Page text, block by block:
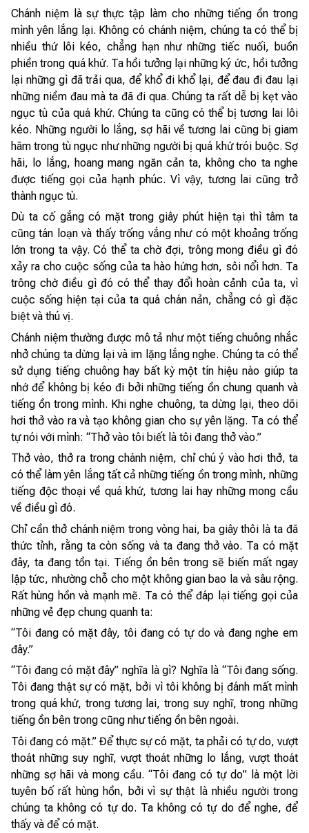
Chánh niệm là sự thực tập làm cho những tiếng ồn trong
mình yên lắng lại. Không có chánh niệm, chúng ta có thể bị
nhiều thứ lôi kéo, chẳng hạn như những tiếc nuối, buồn
phiền trong quá khứ. Ta hồi tưởng lại những ký ức, hồi tưởng
lại những gì đã trải qua, để khổ đi khổ lại, để đau đi đau lại
những niềm đau mà ta đã đi qua. Chúng ta rất dễ bị kẹt vào
ngục tù của quá khứ. Chúng ta cũng có thể bị tương lai lôi
kéo. Những người lo lắng, sợ hãi về tương lai cũng bị giam
hãm trong tù ngục như những người bị quá khứ trói buộc. Sợ
hãi, lo lắng, hoang mang ngăn cản ta, không cho ta nghe
được tiếng gọi của hạnh phúc. Vì vậy, tương lai cũng trở
thành ngục tù.
Dù ta cố gắng có mặt trong giây phút hiện tại thì tâm ta
cũng tán loạn và thấy trống vắng như có một khoảng trống
lớn trong ta vậy. Có thể ta chờ đợi, trông mong điều gì đó
xảy ra cho cuộc sống của ta hào hứng hơn, sôi nổi hơn. Ta
trông chờ điều gì đó có thể thay đổi hoàn cảnh của ta, vì
cuộc sống hiện tại của ta quá chán nản, chẳng có gì đặc
biệt và thú vị.
Chánh niệm thường được mô tả như một tiếng chuông nhắc
nhở chúng ta dừng lại và im lặng lắng nghe. Chúng ta có thể
sử dụng tiếng chuông hay bất kỳ một tín hiệu nào giúp ta
nhớ để không bị kéo đi bởi những tiếng ồn chung quanh và
tiếng ồn trong mình. Khi nghe chuông, ta dừng lại, theo dõi
hơi thở vào ra và tạo không gian cho sự yên lặng. Ta có thể
tự nói với mình: “Thở vào tôi biết là tôi đang thở vào.”
Thở vào, thở ra trong chánh niệm, chỉ chú ý vào hơi thở, ta
có thể làm yên lắng tất cả những tiếng ồn trong mình, những
tiếng độc thoại về quá khứ, tương lai hay những mong cầu
về điều gì đó.
Chỉ cần thở chánh niệm trong vòng hai, ba giây thôi là ta đã
thức tỉnh, rằng ta còn sống và ta đang thở vào. Ta có mặt
đây, ta đang tồn tại. Tiếng ồn bên trong sẽ biến mất ngay
lập tức, nhường chỗ cho một không gian bao la và sâu rộng.
Rất hùng hồn và mạnh mẽ. Ta có thể đáp lại tiếng gọi của
những vẻ đẹp chung quanh ta:
“Tôi đang có mặt đây, tôi đang có tự do và đang nghe em
đây.”
“Tôi đang có mặt đây” nghĩa là gì? Nghĩa là “Tôi đang sống.
Tôi đang thật sự có mặt, bởi vì tôi không bị đánh mất mình
trong quá khứ, trong tương lai, trong suy nghĩ, trong những
tiếng ồn bên trong cũng như tiếng ồn bên ngoài.
Tôi đang có mặt.” Để thực sự có mặt, ta phải có tự do, vượt
thoát những suy nghĩ, vượt thoát những lo lắng, vượt thoát
những sợ hãi và mong cầu. “Tôi đang có tự do” là một lời
tuyên bố rất hùng hồn, bởi vì sự thật là nhiều người trong
chúng ta không có tự do. Ta không có tự do để nghe, để
thấy và để có mặt.